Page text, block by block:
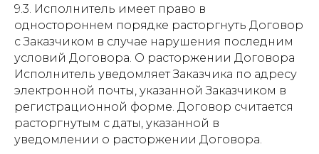
9.3. Исполнитель имеет право в
одностороннем порядке расторгнуть Договор
с Заказчиком в случае нарушения последним
условий Договора. О расторжении Договора
Исполнитель уведомляет Заказчика по адресу
электронной почты, указанной Заказчиком в
регистрационной форме. Договор считается
расторгнутым с даты, указанной в
уведомлении о расторжении Договора.